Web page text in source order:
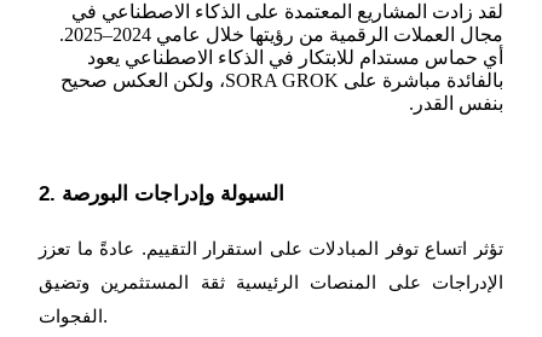
عوائد عالية والوصول الفوري
لقد زادت المشاريع المعتمدة على الذكاء الاصطناعي في
مجال العملات الرقمية من رؤيتها خلال عامي 2024–2025.
أي حماس مستدام للابتكار في الذكاء الاصطناعي يعود
بالفائدة مباشرة على SORA GROK، ولكن العكس صحيح
بنفس القدر.
2. السيولة وإدراجات البورصة
تؤثر اتساع توفر المبادلات على استقرار التقييم. عادةً ما تعزز
الإدراجات على المنصات الرئيسية ثقة المستثمرين وتضيق
الفجوات.